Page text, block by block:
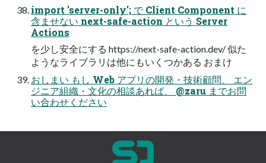
import 'server-only'; で Client Component に
含ませない next-safe-action という Server
Actions
を少し安全にする https://next-safe-action.dev/ 似た
ようなライブラリは他にもいくつかある おまけ
おしまい もし Web アプリの開発・技術顧問、 エン
ジニア組織・文化の相談あれば、 @zaru までお問
い合わせください